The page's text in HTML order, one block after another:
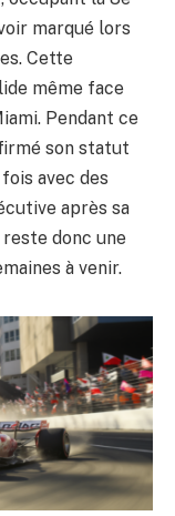
marqué lors
Cette
même face
Pendant ce
son statut
avec des
après sa
donc une
à venir.